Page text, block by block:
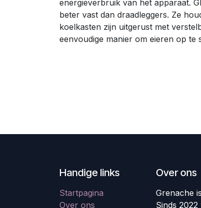
energieverbruik van het apparaat.
beter vast dan draadleggers. Ze
koelkasten zijn uitgerust met
eenvoudige manier om eieren op te
Handige links
Startpagina
Over ons
Over ons
Grenache
Sinds